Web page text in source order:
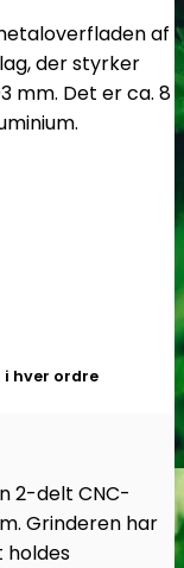
af
der styrker
mm. Det er ca. 8
hver ordre
2-delt CNC-
Grinderen har